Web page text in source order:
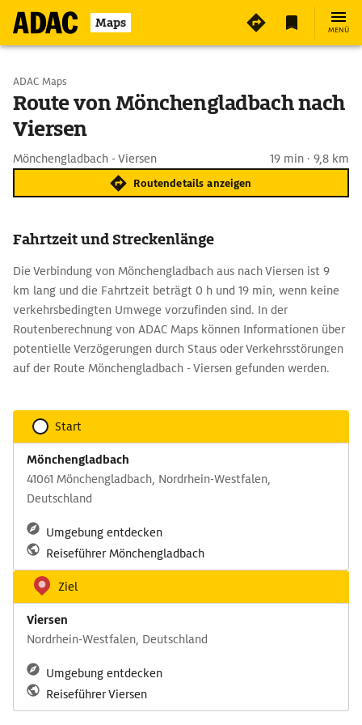
Maps MENÜ
Start wählen
Ziel eingeben
ADAC Maps
Route von Mönchengladbach nach
Viersen
Mönchengladbach - Viersen 19 min · 9,8 km
Routendetails anzeigen
Fahrtzeit und Streckenlänge
Die Verbindung von Mönchengladbach aus nach Viersen ist 9
km lang und die Fahrtzeit beträgt 0 h und 19 min, wenn keine
verkehrsbedingten Umwege vorzufinden sind. In der
Routenberechnung von ADAC Maps können Informationen über
potentielle Verzögerungen durch Staus oder Verkehrsstörungen
auf der Route Mönchengladbach - Viersen gefunden werden.
Start
Mönchengladbach
41061 Mönchengladbach, Nordrhein-Westfalen,
Deutschland
Umgebung entdecken
Reiseführer Mönchengladbach
Ziel
Viersen
Nordrhein-Westfalen, Deutschland
Umgebung entdecken
Reiseführer Viersen